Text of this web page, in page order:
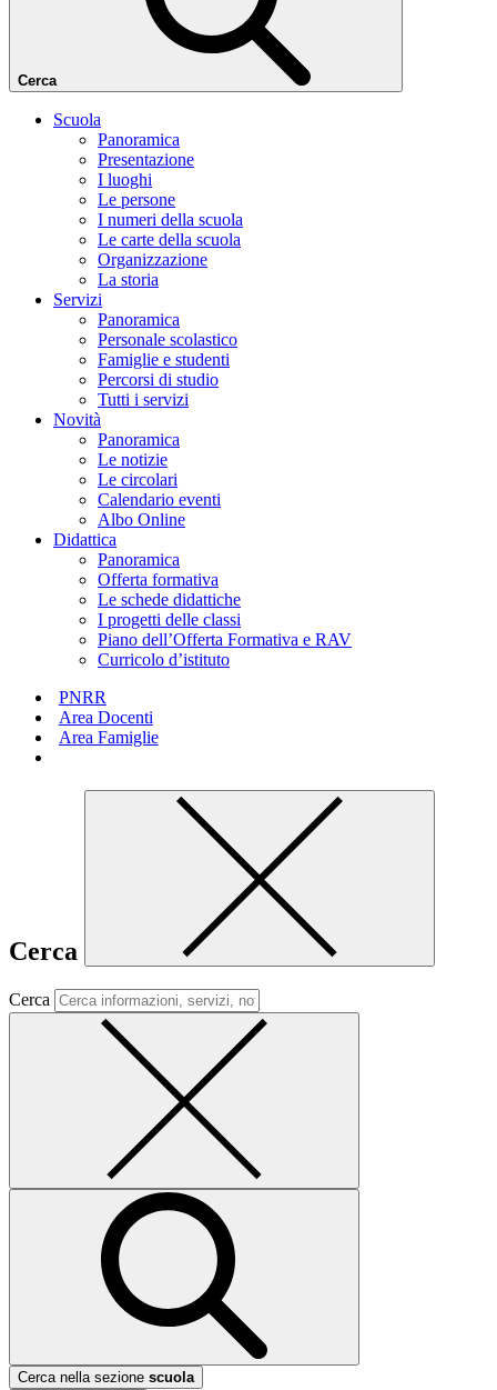
Cerca
Scuola
Panoramica
Presentazione
I luoghi
Le persone
I numeri della scuola
Le carte della scuola
Organizzazione
La storia
Servizi
Panoramica
Personale scolastico
Famiglie e studenti
Percorsi di studio
Tutti i servizi
Novità
Panoramica
Le notizie
Le circolari
Calendario eventi
Albo Online
Didattica
Panoramica
Offerta formativa
Le schede didattiche
I progetti delle classi
Piano dell’Offerta Formativa e RAV
Curricolo d’istituto
PNRR
Area Docenti
Area Famiglie
Cerca
Cerca
Cerca nella sezione scuola